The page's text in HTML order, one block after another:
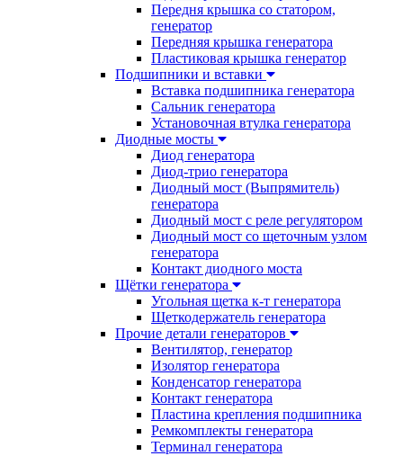
Передня крышка со статором,
генератор
Передняя крышка генератора
Пластиковая крышка генератор
Подшипники и вставки
Вставка подшипника генератора
Сальник генератора
Установочная втулка генератора
Диодные мосты
Диод генератора
Диод-трио генератора
Диодный мост (Выпрямитель)
генератора
Диодный мост с реле регулятором
Диодный мост со щеточным узлом
генератора
Контакт диодного моста
Щётки генератора
Угольная щетка к-т генератора
Щеткодержатель генератора
Прочие детали генераторов
Вентилятор, генератор
Изолятор генератора
Конденсатор генератора
Контакт генератора
Пластина крепления подшипника
Ремкомплекты генератора
Терминал генератора